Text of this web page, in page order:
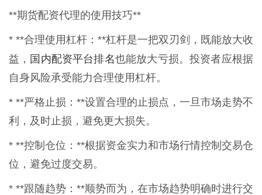
**期货配资代理的使用技巧**
* **合理使用杠杆：**杠杆是一把双刃剑，既能放大收
益， 国内配资平台排名也能放大亏损。投资者应根据
自身风险承受能力合理使用杠杆。
* **严格止损：**设置合理的止损点，一旦市场走势不
利，及时止损，避免更大损失。
* **控制仓位：**根据资金实力和市场行情控制交易仓
位，避免过度交易。
* **跟随趋势：**顺势而为，在市场趋势明确时进行交